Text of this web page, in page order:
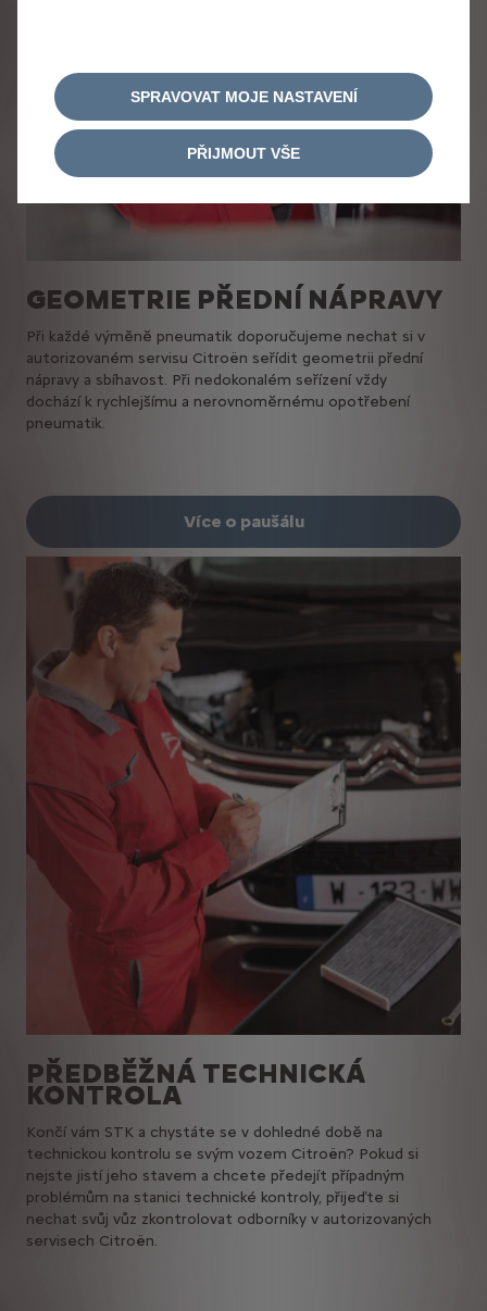
GEOMETRIE PŘEDNÍ NÁPRAVY
Při každé výměně pneumatik doporučujeme nechat si v
autorizovaném servisu Citroën seřídit geometrii přední
nápravy a sbíhavost. Při nedokonalém seřízení vždy
dochází k rychlejšímu a nerovnoměrnému opotřebení
pneumatik.
Více o paušálu
PŘEDBĚŽNÁ TECHNICKÁ
KONTROLA
Končí vám STK a chystáte se v dohledné době na
technickou kontrolu se svým vozem Citroën? Pokud si
nejste jistí jeho stavem a chcete předejít případným
problémům na stanici technické kontroly, přijeďte si
nechat svůj vůz zkontrolovat odborníky v autorizovaných
servisech Citroën.
SPRAVOVAT MOJE NASTAVENÍ
PŘIJMOUT VŠE